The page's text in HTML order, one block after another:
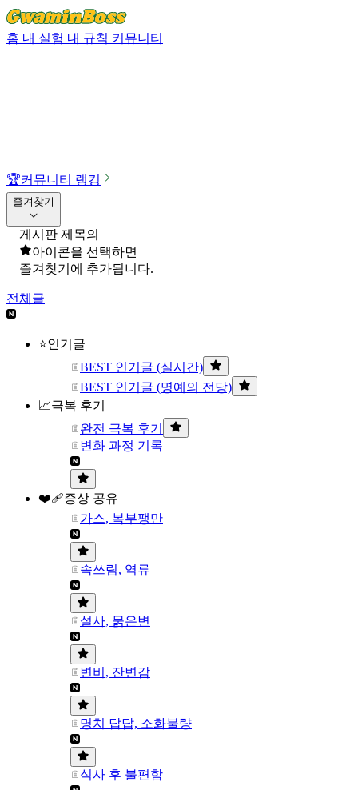
홈 내 실험 내 규칙 커뮤니티
🏆커뮤니티 랭킹
즐겨찾기
게시판 제목의
아이콘을 선택하면
즐겨찾기에 추가됩니다.
전체글
⭐인기글
BEST 인기글 (실시간)
BEST 인기글 (명예의 전당)
📈극복 후기
완전 극복 후기
변화 과정 기록
❤️‍🩹증상 공유
가스, 복부팽만
속쓰림, 역류
설사, 묽은변
변비, 잔변감
명치 답답, 소화불량
식사 후 불편함